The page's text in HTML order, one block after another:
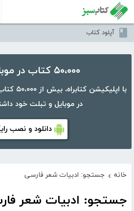
آپلود کتاب
۵۰،۰۰۰ کتاب در موبایل شما
با
در موبایل و تبلت خود
دانلود و نصب
خانه › جستجو: ادبیات شعر فارسی
جستجو: ادبیات شعر